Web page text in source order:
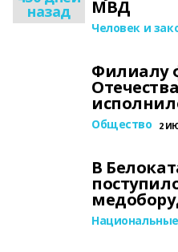
назад МВД
Человек и
Филиалу
Общество 2
В